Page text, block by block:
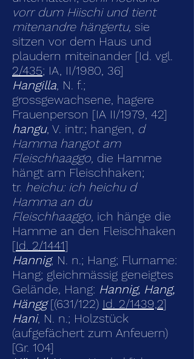
vorr dum Hiischi und tient
mitenandre hängertu, sie
sitzen vor dem Haus und
plaudern miteinander [Id. vgl.
2/435; IA, II/1980, 36]
Hangilla, N. f.;
grossgewachsene, hagere
Frauenperson [IA II/1979, 42]
hangu, V. intr.; hangen, d
Hamma hangot am
Fleischhaaggo, die Hamme
hängt am Fleischhaken;
tr. heichu: ich heichu d
Hamma an du
Fleischhaaggo, ich hänge die
Hamme an den Fleischhaken
[Id. 2/1441]
Hannig, N. n.; Hang; Flurname:
Hang; gleichmässig geneig­tes
Gelände, Hang: Hannig, Hang,
Hängg[(631/122) Id. 2/1439,2]
Hani, N. n.; Holzstück
(aufgefächert zum Anfeuern)
[Gr. 104]